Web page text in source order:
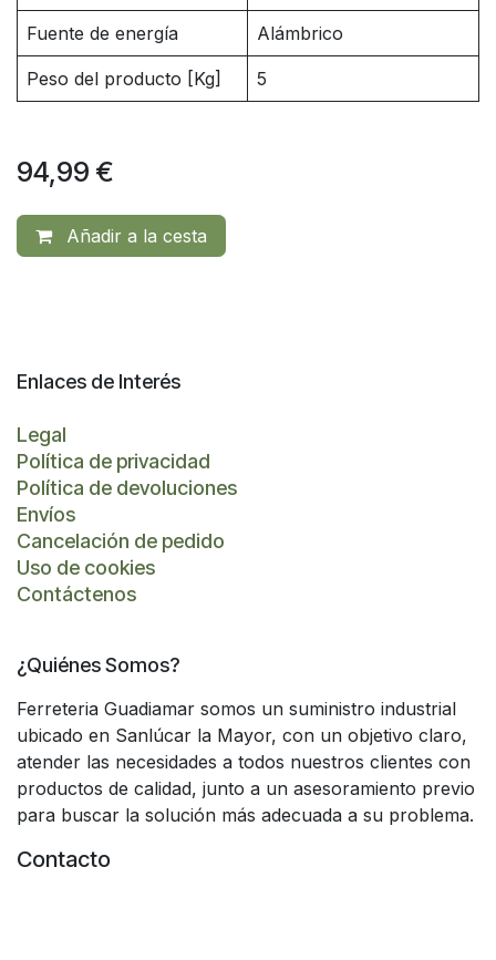
Fuente de energía Alámbrico
Peso del producto [Kg] 5
94,99 €
Añadir a la cesta
Enlaces de Interés
Legal
Política de privacidad
Política de devoluciones
Envíos
Cancelación de pedido
Uso de cookies
Contáctenos
¿Quiénes Somos?
Ferreteria Guadiamar somos un suministro industrial
ubicado en Sanlúcar la Mayor, con un objetivo claro,
atender las necesidades a todos nuestros clientes con
productos de calidad, junto a un asesoramiento previo
para buscar la solución más adecuada a su problema.
Contacto